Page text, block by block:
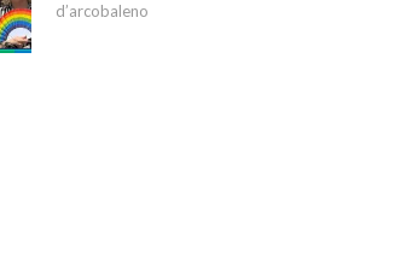
d’arcobaleno